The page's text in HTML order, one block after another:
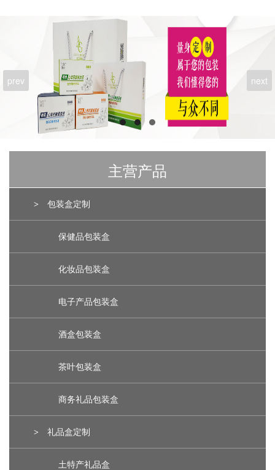
prev next
主营产品
> 包装盒定制
保健品包装盒
化妆品包装盒
电子产品包装盒
酒盒包装盒
茶叶包装盒
商务礼品包装盒
> 礼品盒定制
土特产礼品盒